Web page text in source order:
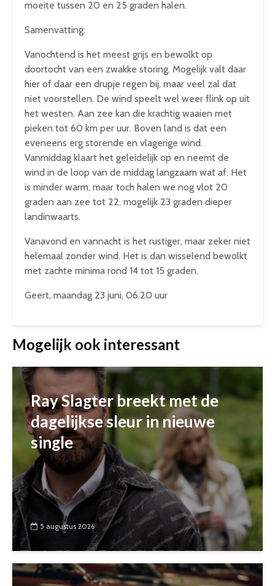
moeite tussen 20 en 25 graden halen.
Samenvatting:
Vanochtend is het meest grijs en bewolkt op
doortocht van een zwakke storing. Mogelijk valt daar
hier of daar een drupje regen bij, maar veel zal dat
niet voorstellen. De wind speelt wel weer flink op uit
het westen. Aan zee kan die krachtig waaien met
pieken tot 60 km per uur. Boven land is dat een
eveneens erg storende en vlagerige wind.
Vanmiddag klaart het geleidelijk op en neemt de
wind in de loop van de middag langzaam wat af. Het
is minder warm, maar toch halen we nog vlot 20
graden aan zee tot 22, mogelijk 23 graden dieper
landinwaarts.
Vanavond en vannacht is het rustiger, maar zeker niet
helemaal zonder wind. Het is dan wisselend bewolkt
met zachte minima rond 14 tot 15 graden.
Geert, maandag 23 juni, 06.20 uur
Mogelijk ook interessant
Ray Slagter breekt met de
dagelijkse sleur in nieuwe
single
5 augustus 2026